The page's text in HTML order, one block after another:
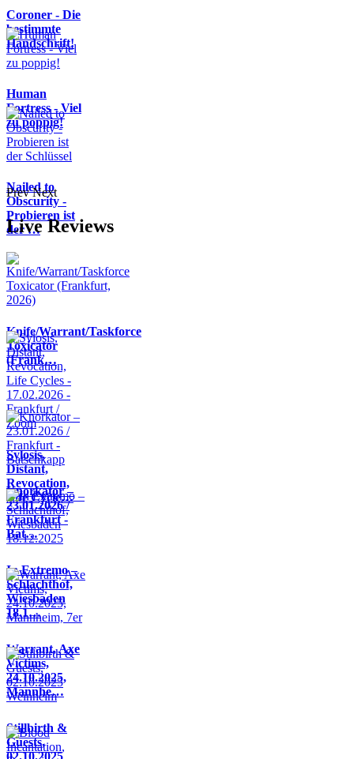
Coroner - Die
bestimmte
Handschrift!
Human
Fortress - Viel
zu poppig!
Nailed to
Obscurity -
Probieren ist
der …
Prev Next
Live Reviews
Knife/Warrant/Taskforce
Toxicator
(Frank…
Sylosis,
Distant,
Revocation,
Life Cycle…
Knorkator –
23.01.2026 /
Frankfurt -
Bat…
In Extremo –
Schlachthof,
Wiesbaden
18.1…
Warrant, Axe
Victims,
24.10.2025,
Mannhe…
Stillbirth &
Guests,
02.10.2025